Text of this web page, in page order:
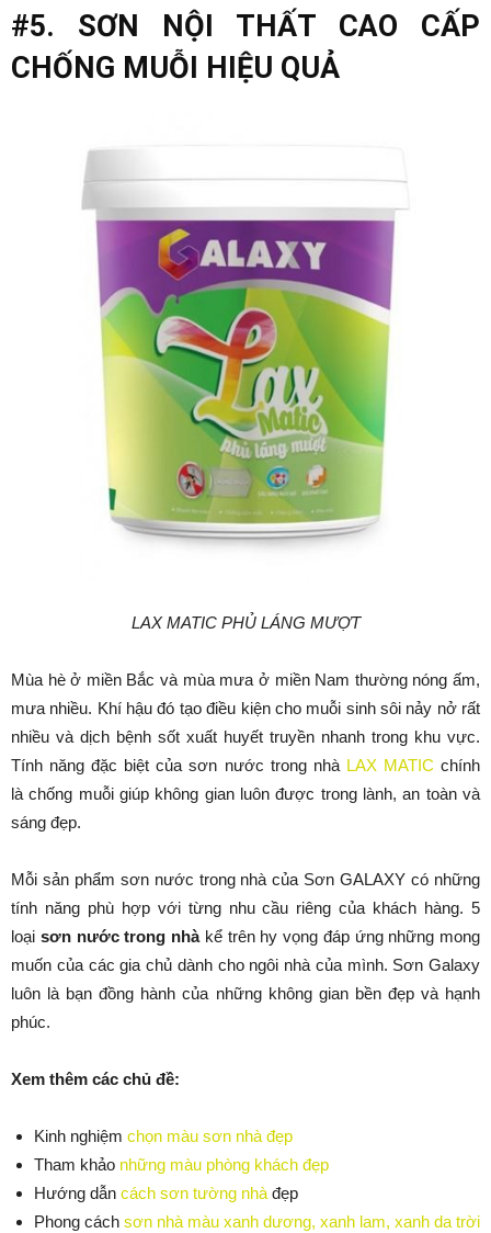
#5. SƠN NỘI THẤT CAO CẤP
CHỐNG MUỖI HIỆU QUẢ
LAX MATIC PHỦ LÁNG MƯỢT
Mùa hè ở miền Bắc và mùa mưa ở miền Nam thường nóng ấm,
mưa nhiều. Khí hậu đó tạo điều kiện cho muỗi sinh sôi nảy nở rất
nhiều và dịch bệnh sốt xuất huyết truyền nhanh trong khu vực.
Tính năng đặc biệt của sơn nước trong nhà LAX MATIC chính
là chống muỗi giúp không gian luôn được trong lành, an toàn và
sáng đẹp.
Mỗi sản phẩm sơn nước trong nhà của Sơn GALAXY có những
tính năng phù hợp với từng nhu cầu riêng của khách hàng. 5
loại sơn nước trong nhàkể trên hy vọng đáp ứng những mong
muốn của các gia chủ dành cho ngôi nhà của mình. Sơn Galaxy
luôn là bạn đồng hành của những không gian bền đẹp và hạnh
phúc.
Xem thêm các chủ đề:
Kinh nghiệm chọn màu sơn nhà đẹp
Tham khảo những màu phòng khách đẹp
Hướng dẫn cách sơn tường nhà đẹp
Phong cách sơn nhà màu xanh dương, xanh lam, xanh da trời